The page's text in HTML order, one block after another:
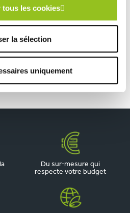
tous les cookies
la sélection
uniquement
RÉALISATIONS
Du sur-mesure qui
respecte votre budget